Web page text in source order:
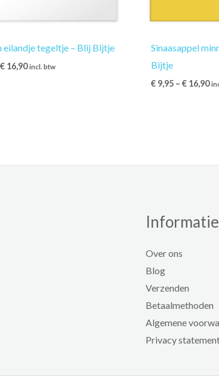
eilandje tegeltje – Blij Bijtje
€ 16,90 incl. btw
Sinaasappel
Bijtje
€ 9,95 –€ 16,90
Informatie
Over ons
Blog
Verzenden
Betaalmethoden
Algemene
Privacy